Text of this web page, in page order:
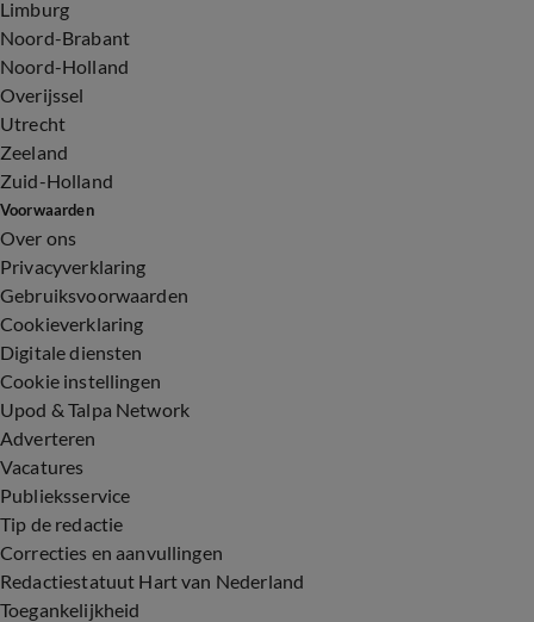
Limburg
Noord-Brabant
Noord-Holland
Overijssel
Utrecht
Zeeland
Zuid-Holland
Voorwaarden
Over ons
Privacyverklaring
Gebruiksvoorwaarden
Cookieverklaring
Digitale diensten
Cookie instellingen
Upod & Talpa Network
Adverteren
Vacatures
Publieksservice
Tip de redactie
Correcties en aanvullingen
Redactiestatuut Hart van Nederland
Toegankelijkheid